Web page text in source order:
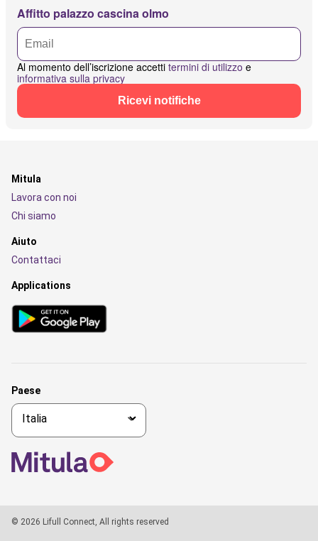
Affitto palazzo cascina olmo
Al momento dell’iscrizione accetti termini di utilizzo e
informativa sulla privacy
Ricevi notifiche
Mitula
Lavora con noi
Chi siamo
Aiuto
Contattaci
Applications
Paese
© 2026 Lifull Connect, All rights reserved